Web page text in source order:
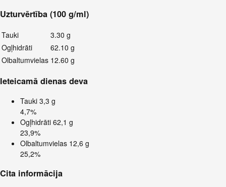
Uzturvērtība (100 g/ml)
Tauki
3.30 g
Ogļhidrāti
62.10 g
Olbaltumvielas 12.60 g
Ieteicamā dienas deva
Tauki 3,3 g
4,7%
Ogļhidrāti 62,1 g
23,9%
Olbaltumvielas 12,6 g
25,2%
Cita informācija